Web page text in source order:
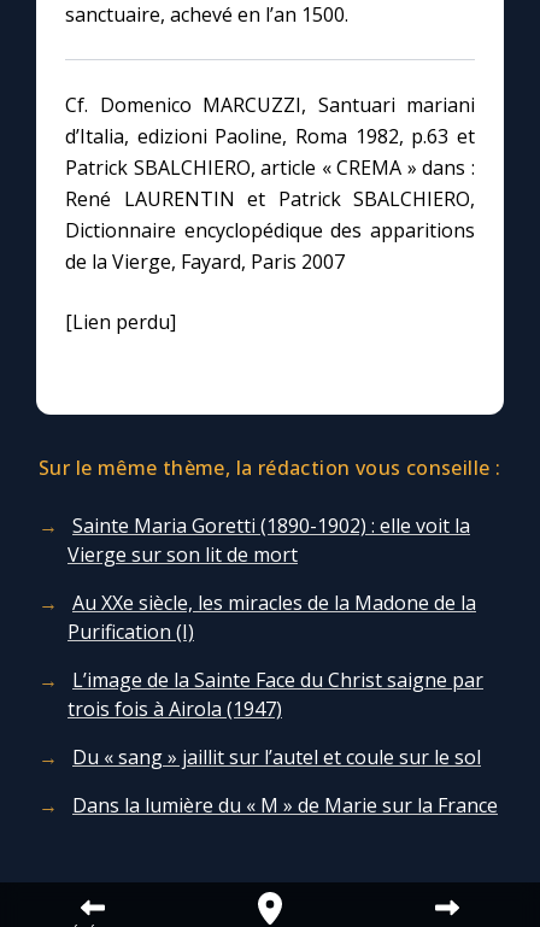
Une Minute avec Marie
Une neuvaine
À la une
1000 Raisons de Croire
Contact
Faire un don
Marie de Nazareth
sanctuaire, achevé en l’an 1500.
Cf. Domenico MARCUZZI, Santuari mariani
d’Italia, edizioni Paoline, Roma 1982, p.63 et
Patrick SBALCHIERO, article « CREMA » dans :
René LAURENTIN et Patrick SBALCHIERO,
Dictionnaire encyclopédique des apparitions
de la Vierge, Fayard, Paris 2007
[Lien perdu]
Sur le même thème, la rédaction vous conseille :
Sainte Maria Goretti (1890-1902) : elle voit la
Vierge sur son lit de mort
Au XXe siècle, les miracles de la Madone de la
Purification (I)
L’image de la Sainte Face du Christ saigne par
trois fois à Airola (1947)
Du « sang » jaillit sur l’autel et coule sur le sol
Dans la lumière du « M » de Marie sur la France